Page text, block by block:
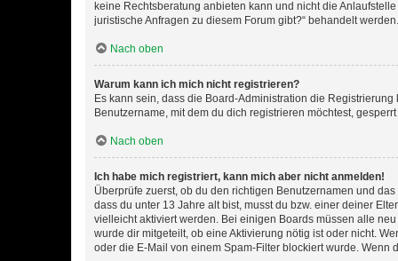
keine Rechtsberatung anbieten kann und nicht die
juristische Anfragen zu diesem Forum gibt?“ behandelt werden.
Nach oben
Warum kann ich mich nicht registrieren?
Es kann sein, dass die Board-Administration die
Benutzername, mit dem du dich registrieren möchtest,
Nach oben
Ich habe mich registriert, kann mich aber nicht anmelden!
Überprüfe zuerst, ob du den richtigen Benutzernamen und
dass du unter 13 Jahre alt bist, musst du bzw. einer deiner
vielleicht aktiviert werden. Bei einigen Boards müssen alle
wurde dir mitgeteilt, ob eine Aktivierung nötig ist oder nicht.
oder die E-Mail von einem Spam-Filter blockiert wurde.